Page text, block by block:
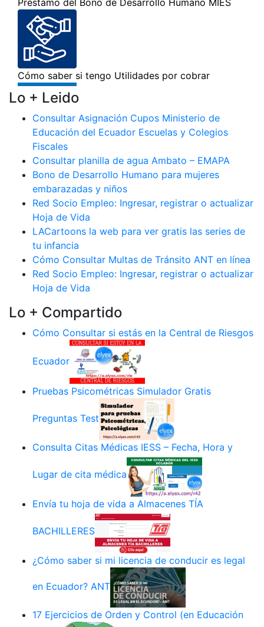
Lo + Leido
Consultar Asignación Cupos Ministerio de
Educación del Ecuador Escuelas y Colegios
Fiscales
Consultar planilla de agua Ambato – EMAPA
Bono de Desarrollo Humano para mujeres
embarazadas y niños
Red Socio Empleo: Ingresar, registrar o actualizar
Hoja de Vida
LACartoons la web para ver gratis las series de
tu infancia
Cómo Consultar Multas de Tránsito ANT en línea
Red Socio Empleo: Ingresar, registrar o actualizar
Hoja de Vida
Lo + Compartido
Cómo Consultar si estás en la Central de Riesgos
Ecuador
Pruebas Psicométricas Simulador Gratis
Preguntas Test
Consulta Citas Médicas IESS – Fecha, Hora y
Lugar de cita médica
Envía tu hoja de vida a Almacenes TÍA
BACHILLERES
¿Cómo saber si mi licencia de conducir es legal
en Ecuador? ANT
17 Ejercicios de Orden y Control (en Educación